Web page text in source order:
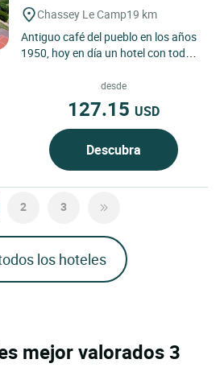
Chassey Le Camp19 km
Antiguo café del pueblo en los años
1950, hoy en día un hotel con todo
desde
127.15 USD
Descubra
2 3
los hoteles
mejor valorados 3